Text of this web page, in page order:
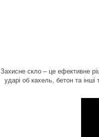
Захисне скло – це ефективне
ударі об кахель, бетон та